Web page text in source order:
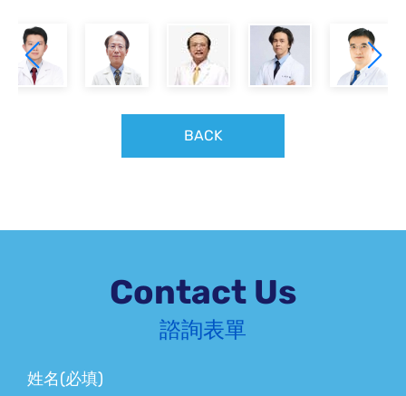
BACK
Contact Us
諮詢表單
姓名(必填)